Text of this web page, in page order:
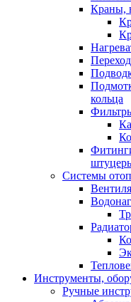
Краны,
кольца
Системы
Инструменты,
Ручные